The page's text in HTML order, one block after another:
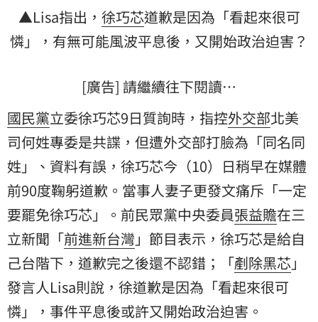
▲Lisa指出， 徐巧芯道歉是因為「看起來很可
憐」，有無可能風波平息後，又開始政治迫害？
[廣告] 請繼續往下閱讀…
國民黨立委徐巧芯9日質詢時，指控外交部北美
司何姓專委是共諜，但遭外交部打臉為「同名同
姓」、資料有誤，徐巧芯今（10）日稍早在媒體
前90度鞠躬道歉。當事人妻子更發文痛斥「一定
要罷免徐巧芯」。前民眾黨中央委員張益贍在三
立新聞「前進新台灣 」節目表示，徐巧芯是給自
己台階下，道歉完之後還不認錯；「剷除黑芯」
發言人Lisa則說，徐道歉是因為「看起來很可
憐」，事件平息後或許又開始政治迫害。